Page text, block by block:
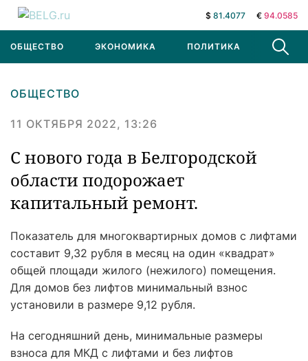
$ 81.4077 € 94.0585
ОБЩЕСТВО ЭКОНОМИКА ПОЛИТИКА В МИРЕ
ОБЩЕСТВО
11 ОКТЯБРЯ 2022, 13:26
С нового года в Белгородской
области подорожает
капитальный ремонт.
Показатель для многоквартирных домов с лифтами
составит 9,32 рубля в месяц на один «квадрат»
общей площади жилого (нежилого) помещения.
Для домов без лифтов минимальный взнос
установили в размере 9,12 рубля.
На сегодняшний день, минимальные размеры
взноса для МКД с лифтами и без лифтов